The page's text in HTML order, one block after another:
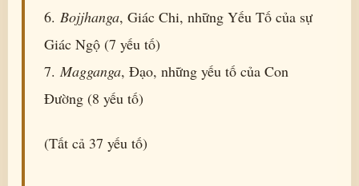
6. Bojjhanga, Giác Chi, những Yếu Tố của sự
Giác Ngộ (7 yếu tố)
7. Magganga, Ðạo, những yếu tố của Con
Ðường (8 yếu tố)
(Tất cả 37 yếu tố)